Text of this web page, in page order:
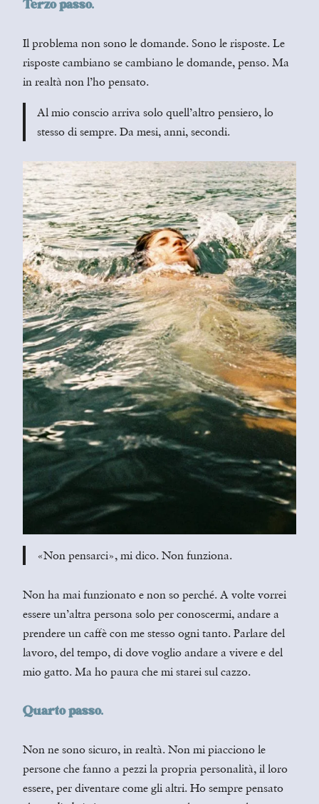
Terzo passo.
Il problema non sono le domande. Sono le risposte. Le
risposte cambiano se cambiano le domande, penso. Ma
in realtà non l’ho pensato.
Al mio conscio arriva solo quell’altro pensiero, lo
stesso di sempre. Da mesi, anni, secondi.
«Non pensarci», mi dico. Non funziona.
Non ha mai funzionato e non so perché. A volte vorrei
essere un’altra persona solo per conoscermi, andare a
prendere un caffè con me stesso ogni tanto. Parlare del
lavoro, del tempo, di dove voglio andare a vivere e del
mio gatto. Ma ho paura che mi starei sul cazzo.
Quarto passo.
Non ne sono sicuro, in realtà. Non mi piacciono le
persone che fanno a pezzi la propria personalità, il loro
essere, per diventare come gli altri. Ho sempre pensato